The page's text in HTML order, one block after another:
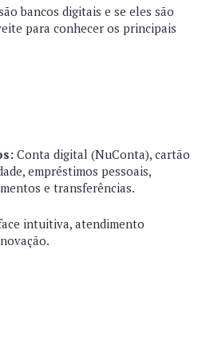
bancos digitais e se eles são
para conhecer os principais
Conta digital (NuConta), cartão
empréstimos pessoais,
e transferências.
intuitiva, atendimento